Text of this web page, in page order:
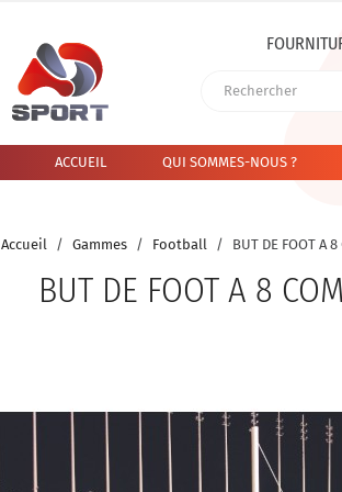
ACCUEIL QUI SOMMES-NOUS ?
Accueil Gammes Football BUT DE FOOT A
BUT DE FOOT A 8